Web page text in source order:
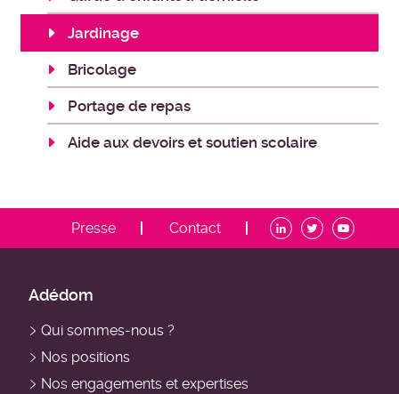
Jardinage
Bricolage
Portage de repas
Aide aux devoirs et soutien scolaire
-
contact
Presse Contact
ADDM
-
Navigation
principale
Adédom
Qui sommes-nous ?
Nos positions
Nos engagements et expertises